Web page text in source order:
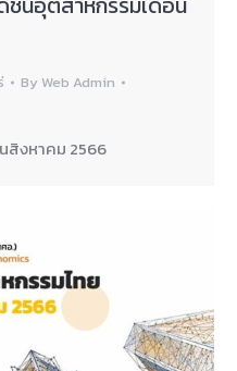
By Web Admin
สิงหาคม 2566